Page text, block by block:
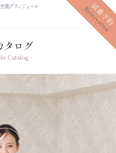
装グランジュール
タログ
Catalog